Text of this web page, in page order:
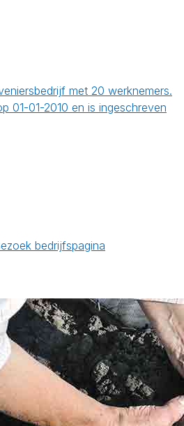
met 20 werknemers.
01-01-2010 en is ingeschreven
bedrijfspagina